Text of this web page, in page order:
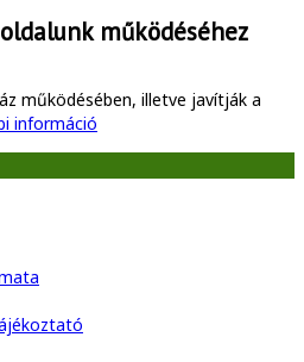
működéséhez
működésében, illetve javítják a
információ